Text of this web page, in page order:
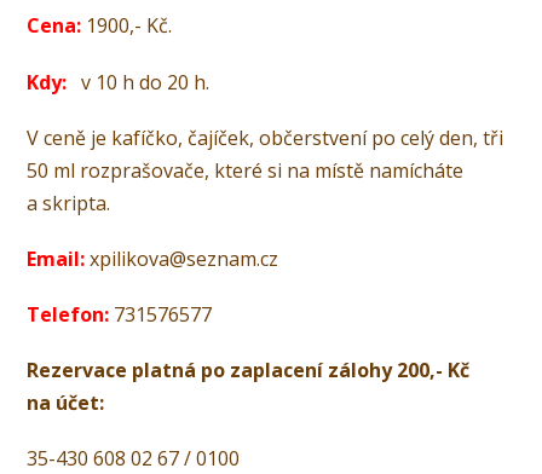
Cena: 1900,- Kč.
Kdy: v 10 h do 20 h.
V ceně je kafíčko, čajíček, občerstvení po celý den, tři
50 ml rozprašovače, které si na místě namícháte
a skripta.
Email: xpilikova@seznam.cz
Telefon: 731576577
Rezervace platná po zaplacení zálohy 200,- Kč
na účet:
35-430 608 02 67 / 0100